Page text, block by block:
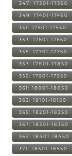
347: 17301-17350
349: 17401-17450
351: 17501-17550
353: 17601-17650
355: 17701-17750
357: 17801-17850
359: 17901-17950
361: 18001-18050
363: 18101-18150
365: 18201-18250
367: 18301-18350
369: 18401-18450
371: 18501-18550